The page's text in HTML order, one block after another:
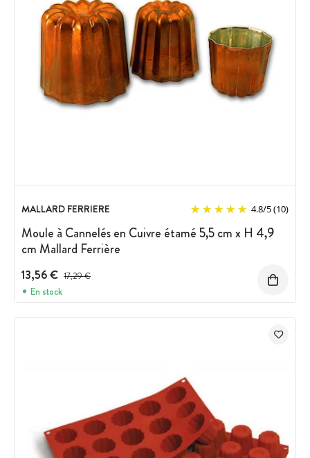
MALLARD FERRIERE 4.8/5(10)
Moule à Cannelés en Cuivre étamé 5,5 cm x H 4,9
cm Mallard Ferrière
13,56 € Prix avant réduction :
17,29 €
En stock